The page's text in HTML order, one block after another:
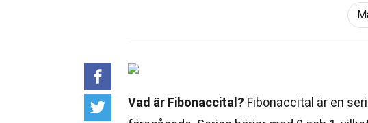
Vad är Fibonaccital? Fibonaccital är en